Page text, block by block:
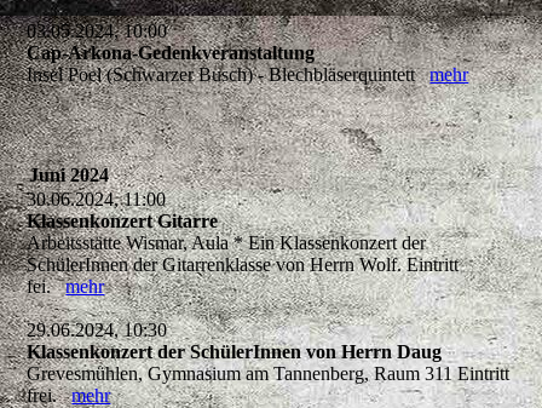
03.05.2024, 10:00
Cap-Arkona-Gedenkveranstaltung
Insel Poel (Schwarzer Busch) - Blechbläserquintettmehr
Juni 2024
30.06.2024, 11:00
Klassenkonzert Gitarre
Arbeitsstätte Wismar, Aula * Ein Klassenkonzert der
SchülerInnen der Gitarrenklasse von Herrn Wolf. Eintritt
fei.mehr
29.06.2024, 10:30
Klassenkonzert der SchülerInnen von Herrn Daug
Grevesmühlen, Gymnasium am Tannenberg, Raum 311 Eintritt
frei.mehr